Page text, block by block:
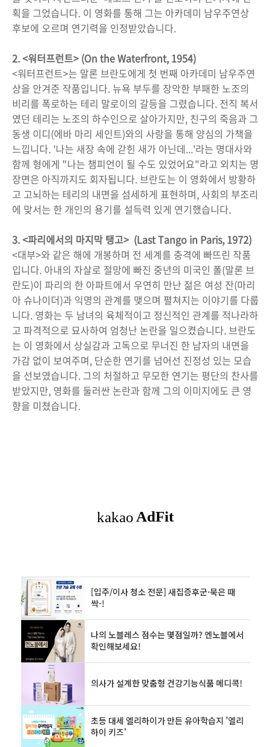
획을 그었습니다. 이 영화를 통해 그는 아카데미 남우주연상
후보에 오르며 연기력을 인정받았습니다.
2. <워터프런트> (On the Waterfront, 1954)
<워터프런트>는 말론 브란도에게 첫 번째 아카데미 남우주연
상을 안겨준 작품입니다. 뉴욕 부두를 장악한 부패한 노조의
비리를 폭로하는 테리 말로이의 갈등을 그렸습니다. 전직 복서
였던 테리는 노조의 하수인으로 살아가지만, 친구의 죽음과 그
동생 이디(에바 마리 세인트)와의 사랑을 통해 양심의 가책을
느낍니다. '나는 새장 속에 갇힌 새가 아닌데...'라는 명대사와
함께 형에게 "나는 챔피언이 될 수도 있었어요"라고 외치는 명
장면은 아직까지도 회자됩니다. 브란도는 이 영화에서 방황하
고 고뇌하는 테리의 내면을 섬세하게 표현하며, 사회의 부조리
에 맞서는 한 개인의 용기를 설득력 있게 연기했습니다.
3. <파리에서의 마지막 탱고> (Last Tango in Paris, 1972)
<대부>와 같은 해에 개봉하며 전 세계를 충격에 빠뜨린 작품
입니다. 아내의 자살로 절망에 빠진 중년의 미국인 폴(말론 브
란도)이 파리의 한 아파트에서 우연히 만난 젊은 여성 잔(마리
아 슈나이더)과 익명의 관계를 맺으며 펼쳐지는 이야기를 다룹
니다. 영화는 두 남녀의 육체적이고 정신적인 관계를 적나라하
고 파격적으로 묘사하여 엄청난 논란을 일으켰습니다. 브란도
는 이 영화에서 상실감과 고독으로 무너진 한 남자의 내면을
가감 없이 보여주며, 단순한 연기를 넘어선 진정성 있는 모습
을 선보였습니다. 그의 처절하고 무모한 연기는 평단의 찬사를
받았지만, 영화를 둘러싼 논란과 함께 그의 이미지에도 큰 영
향을 미쳤습니다.